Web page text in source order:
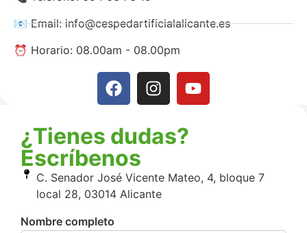
📧 Email: info@cespedartificialalicante.es
⏰ Horario: 08.00am - 08.00pm
¿Tienes dudas?
Escríbenos
C. Senador José Vicente Mateo, 4, bloque 7
local 28, 03014 Alicante
Nombre completo